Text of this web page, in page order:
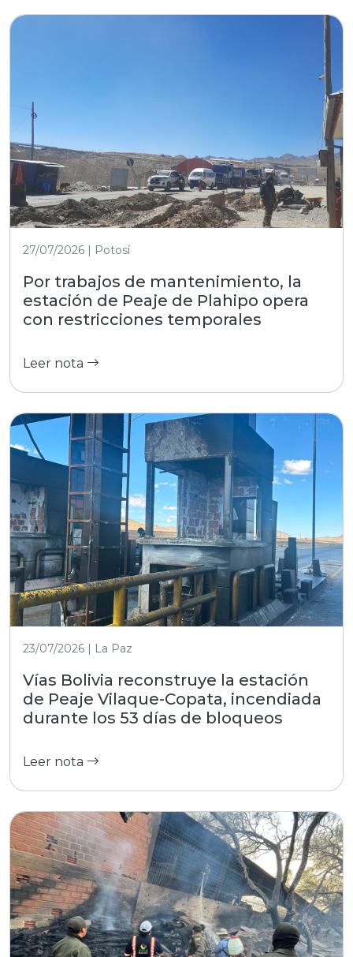
27/07/2026 | Potosí
Por trabajos de mantenimiento, la
estación de Peaje de Plahipo opera
con restricciones temporales
Leer nota
23/07/2026 | La Paz
Vías Bolivia reconstruye la estación
de Peaje Vilaque-Copata, incendiada
durante los 53 días de bloqueos
Leer nota